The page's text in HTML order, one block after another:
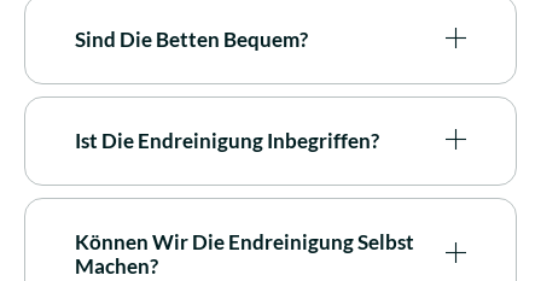
Sind Die Betten Bequem?
Ist Die Endreinigung Inbegriffen?
Können Wir Die Endreinigung Selbst
Machen?